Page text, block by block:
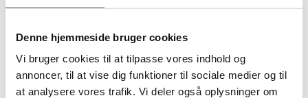
Denne hjemmeside bruger cookies
Vi bruger cookies til at tilpasse vores indhold og
annoncer, til at vise dig funktioner til sociale medier og til
at analysere vores trafik. Vi deler også oplysninger om
februar 2024
december 2023
november 2023
oktober 2023
september 2023
august 2023
juli 2023